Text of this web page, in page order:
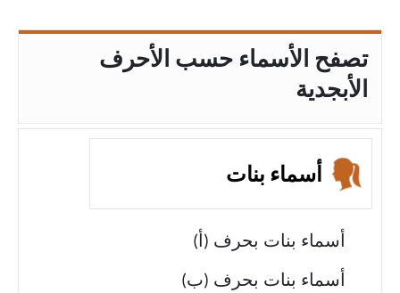
تصفح الأسماء حسب الأحرف
الأبجدية
أسماء بنات
أسماء بنات بحرف (أ)
أسماء بنات بحرف (ب)